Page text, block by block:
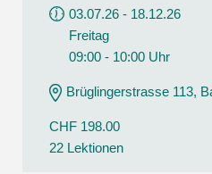
03.07.26 - 18.12.26
Freitag
09:00 - 10:00 Uhr
Brüglingerstrasse 113,
CHF 198.00
22 Lektionen